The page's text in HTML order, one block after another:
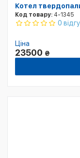
Котел
Код товару: 4-1345
0
Ціна
23500 ₴